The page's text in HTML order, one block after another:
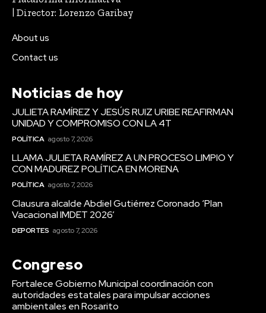
| Director: Lorenzo Garibay
About us
Contact us
Noticias de hoy
JULIETA RAMÍREZ Y JESÚS RUIZ URIBE REAFIRMAN
UNIDAD Y COMPROMISO CON LA 4T
POLÍTICA agosto 7, 2026
LLAMA JULIETA RAMÍREZ A UN PROCESO LIMPIO Y
CON MADUREZ POLÍTICA EN MORENA
POLÍTICA agosto 7, 2026
Clausura alcalde Abdiel Gutiérrez Coronado ‘Plan
Vacacional IMDET 2026’
DEPORTES agosto 7, 2026
Congreso
Fortalece Gobierno Municipal coordinación con
autoridades estatales para impulsar acciones
ambientales en Rosarito